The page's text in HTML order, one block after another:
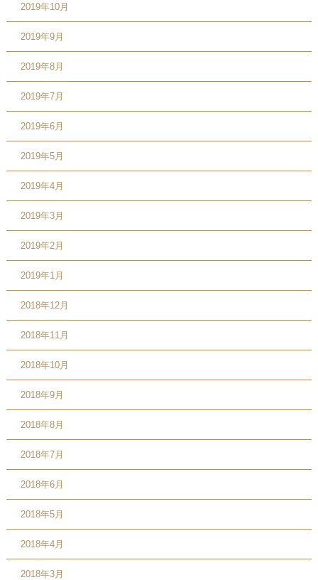
2019年10月
2019年9月
2019年8月
2019年7月
2019年6月
2019年5月
2019年4月
2019年3月
2019年2月
2019年1月
2018年12月
2018年11月
2018年10月
2018年9月
2018年8月
2018年7月
2018年6月
2018年5月
2018年4月
2018年3月